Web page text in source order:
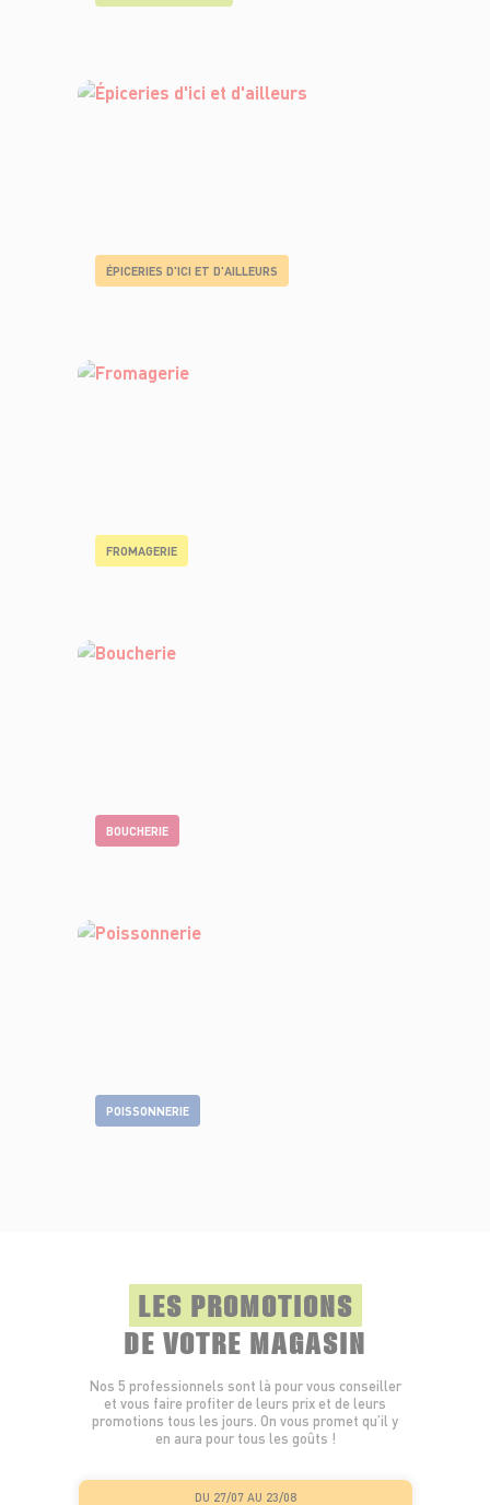
ÉPICERIES D'ICI ET D'AILLEURS
FROMAGERIE
BOUCHERIE
POISSONNERIE
LES PROMOTIONS
DE VOTRE MAGASIN
Nos 5 professionnels sont là pour vous conseiller
et vous faire profiter de leurs prix et de leurs
promotions tous les jours. On vous promet qu’il y
en aura pour tous les goûts !
DU 27/07 AU 23/08